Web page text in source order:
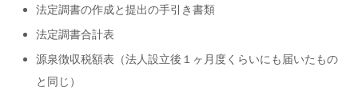
法定調書の作成と提出の手引き書類
法定調書合計表
源泉徴収税額表（法人設立後１ヶ月度くらいにも届いたもの
と同じ）